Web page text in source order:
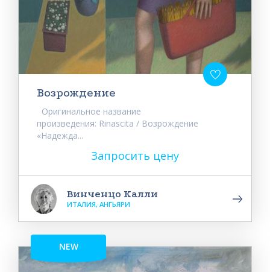
Возрождение
Оригинальное название
произведения: Rinascita / Возрождение
«Надежда...
Запросить цену
Винченцо Калли
ИТАЛИЯ, АНГЬЯРИ
NEW